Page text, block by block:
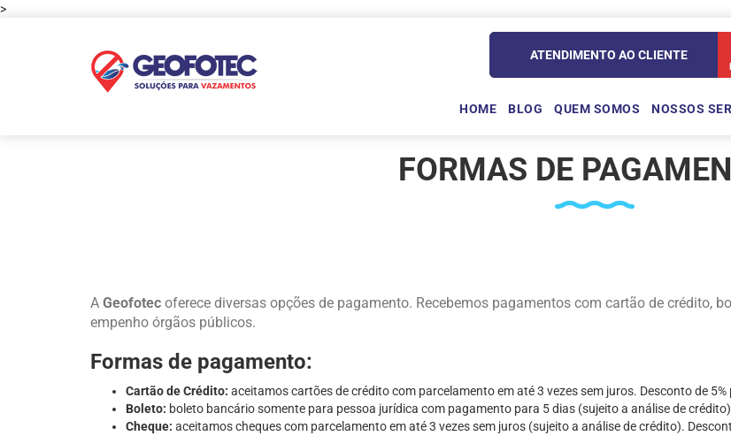
>
ATENDIMENTO AO CLIENTE
HOME BLOG QUEM SOMOS NOSSOS
FORMAS DE
A Geofotec oferece diversas opções de pagamento. Recebemos pagamentos com cartão de crédito,
empenho órgãos públicos.
Formas de pagamento:
Cartão de Crédito: aceitamos cartões de crédito com parcelamento em até 3 vezes sem juros. Desconto de
Boleto: boleto bancário somente para pessoa jurídica com pagamento para 5 dias (sujeito a análise de
Cheque: aceitamos cheques com parcelamento em até 3 vezes sem juros (sujeito a análise de crédito).